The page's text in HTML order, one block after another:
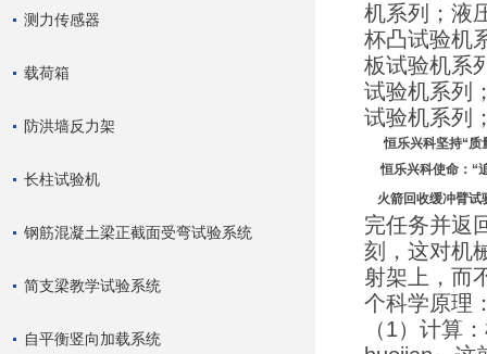
测力传感器
载荷箱
防洪墙反力架
长柱试验机
钢筋混凝土梁正截面受弯试验系统
简支梁教学试验系统
自平衡竖向加载系统
机系列；液
杯凸试验机
板试验机系
试验机系列
试验机系列
恒乐兴科坚持“质
恒乐兴科使命：“
火箭回收缓冲臂试
完任务并返
刻，这对机
射架上，而
个科学原理
（1）计算